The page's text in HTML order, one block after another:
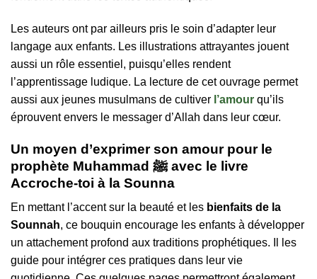
Les auteurs ont par ailleurs pris le soin d’adapter leur
langage aux enfants. Les illustrations attrayantes jouent
aussi un rôle essentiel, puisqu’elles rendent
l’apprentissage ludique. La lecture de cet ouvrage permet
aussi aux jeunes musulmans de cultiver l’amour qu’ils
éprouvent envers le messager d’Allah dans leur cœur.
Un moyen d’exprimer son amour pour le
prophète Muhammad ﷺ avec le livre
Accroche-toi à la Sounna
En mettant l’accent sur la beauté et les bienfaits de la
Sounnah, ce bouquin encourage les enfants à développer
un attachement profond aux traditions prophétiques. Il les
guide pour intégrer ces pratiques dans leur vie